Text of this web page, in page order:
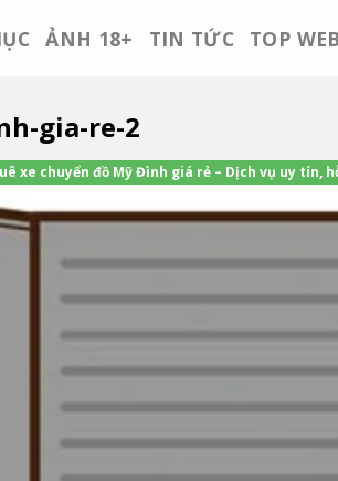
ẢNH 18+ TIN TỨC TOP
gia-re-2
xe chuyển đồ Mỹ Đình giá rẻ – Dịch vụ uy tín,